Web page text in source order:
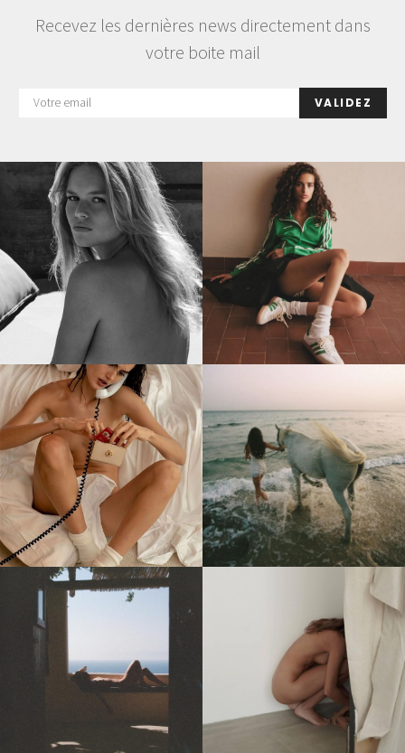
Recevez les dernières news directement dans
votre boite mail
VALIDEZ